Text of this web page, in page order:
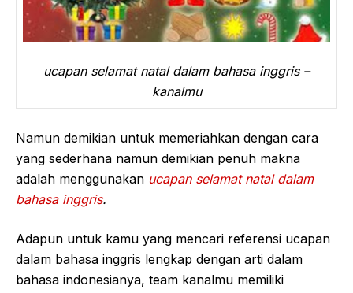
ucapan selamat natal dalam bahasa inggris –
kanalmu
Namun demikian untuk memeriahkan dengan cara
yang sederhana namun demikian penuh makna
adalah menggunakan ucapan selamat natal dalam
bahasa inggris.
Adapun untuk kamu yang mencari referensi ucapan
dalam bahasa inggris lengkap dengan arti dalam
bahasa indonesianya, team kanalmu memiliki